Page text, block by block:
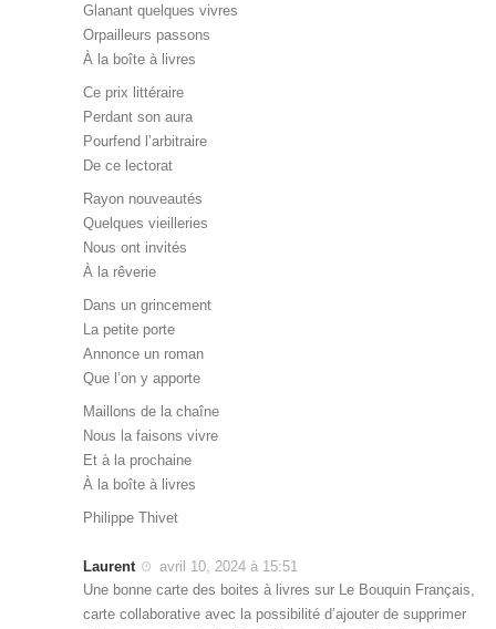
Glanant quelques vivres
Orpailleurs passons
À la boîte à livres
Ce prix littéraire
Perdant son aura
Pourfend l’arbitraire
De ce lectorat
Rayon nouveautés
Quelques vieilleries
Nous ont invités
À la rêverie
Dans un grincement
La petite porte
Annonce un roman
Que l’on y apporte
Maillons de la chaîne
Nous la faisons vivre
Et à la prochaine
À la boîte à livres
Philippe Thivet
Laurent
avril 10, 2024 à 15:51
Une bonne carte des boites à livres sur Le Bouquin Français,
carte collaborative avec la possibilité d’ajouter de supprimer